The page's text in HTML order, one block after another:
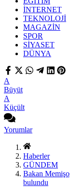
İNTERNET
TEKNOLOJİ
MAGAZİN
SPOR
SİYASET
DÜNYA
A
Büyüt
A
Küçült
Yorumlar
Haberler
GÜNDEM
Bakan
bulundu